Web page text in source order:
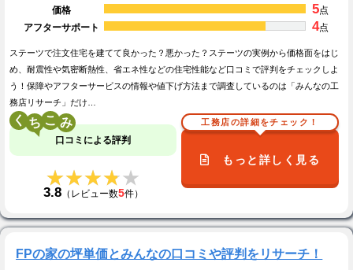
価格
5点
アフターサポート
4点
ステーツで注文住宅を建てて良かった？悪かった？ステーツの実例から価格面をはじ
め、耐震性や気密断熱性、省エネ性などの住宅性能など口コミで評判をチェックしよ
う！保障やアフターサービスの情報や値下げ方法まで調査しているのは「みんなの工
務店リサーチ」だけ…
く こ
口コミによる評判
★★★★★
★★★★★
3.8（レビュー数5件）
工務店の詳細をチェック！
もっと詳しく見る
FPの家の坪単価とみんなの口コミや評判をリサーチ！